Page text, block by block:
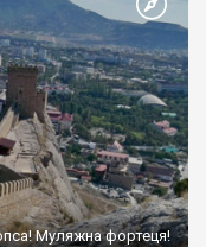
Муляжна фортеця!